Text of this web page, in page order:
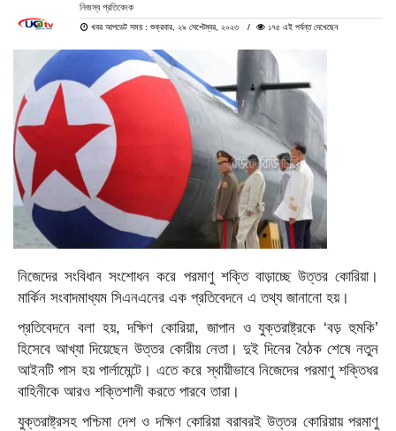
নিজস্ব প্রতিবেদক
খবর আপডেট সময় : শুক্রবার, ২৯ সেপ্টেম্বর, ২০২৩ ১৭৫ এই পর্যন্ত দেখেছেন
নিজেদের সংবিধান সংশোধন করে পরমাণু শক্তি বাড়াচ্ছে উত্তর কোরিয়া।
মার্কিন সংবাদমাধ্যম সিএনএনের এক প্রতিবেদনে এ তথ্য জানানো হয়।
প্রতিবেদনে বলা হয়, দক্ষিণ কোরিয়া, জাপান ও যুক্তরাষ্ট্রকে ‘বড় হুমকি’
হিসেবে আখ্যা দিয়েছেন উত্তর কোরীয় নেতা। দুই দিনের বৈঠক শেষে নতুন
আইনটি পাস হয় পার্লামেন্টে। এতে করে স্থায়ীভাবে নিজেদের পরমাণু শক্তিধর
বাহিনীকে আরও শক্তিশালী করতে পারবে তারা।
যুক্তরাষ্ট্রসহ পশ্চিমা দেশ ও দক্ষিণ কোরিয়া বরাবরই উত্তর কোরিয়ায় পরমাণু